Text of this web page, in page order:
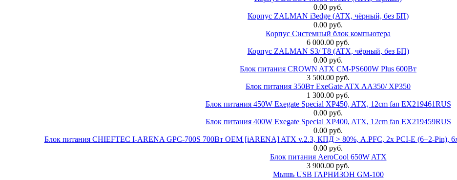
0.00 руб.
Корпус ZALMAN i3edge (ATX, чёрный, без БП)
0.00 руб.
Корпус Системный блок компьютера
6 000.00 руб.
Корпус ZALMAN S3/ T8 (ATX, чёрный, без БП)
0.00 руб.
Блок питания CROWN ATX CM-PS600W Plus 600Вт
3 500.00 руб.
Блок питания 350Вт ExeGate ATX AA350/ XP350
1 300.00 руб.
Блок питания 450W Exegate Special XP450, ATX, 12cm fan EX219461RUS
0.00 руб.
Блок питания 400W Exegate Special XP400, ATX, 12cm fan EX219459RUS
0.00 руб.
Блок питания CHIEFTEC I-ARENA GPC-700S 700Вт OEM [iARENA] ATX v.2.3, КПД > 80%, A.PFC, 2x PCI-E (6+2-Pin),
0.00 руб.
Блок питания AeroCool 650W ATX
3 900.00 руб.
Мышь USB ГАРНИЗОН GM-100